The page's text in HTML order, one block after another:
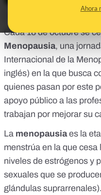
Ahora
Cada 18 de octubre se
Menopausia, una
Internacional de la
inglés) en la que busca
quienes pasan por este
apoyo público a las
trabajan por mejorar su
La menopausiaes la
menstrúa en la que
niveles de estrógenos y
sexuales que se
glándulas